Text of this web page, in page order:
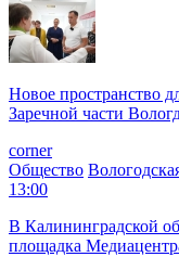
Новое пространство
Заречной части
corner
Общество
13:00
В Калининградской
площадка